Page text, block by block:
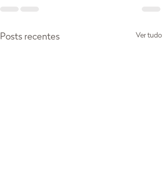
Posts recentes Ver tudo